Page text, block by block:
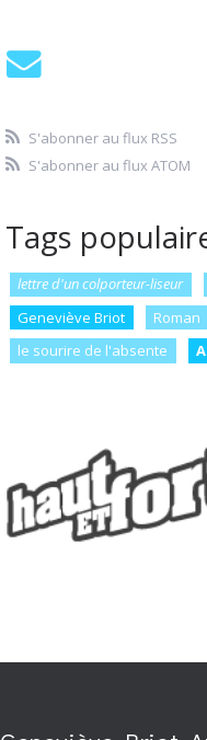
S'abonner au flux RSS
S'abonner au flux ATOM
Tags
lettre d'un colporteur-liseur
Geneviève Briot
Roman
le sourire de l'absente